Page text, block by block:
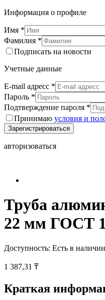
Информация о профиле
Имя *
Фамилия *
Подписать на новости
Учетные данные
E-mail адресс *
Пароль *
Подтверждение пароля *
Принимаю условия и
Зарегистрироваться
авторизоваться
Труба
22 мм ГОСТ
Доступность: Есть в наличии
1 387,31 ₸
Краткая